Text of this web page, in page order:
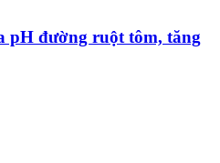
pH đường ruột tôm, tăng